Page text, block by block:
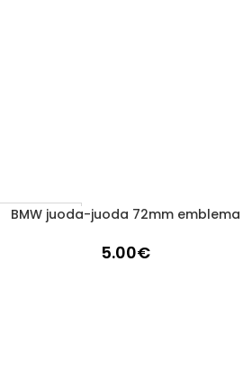
1–3 D. D.
Į KREPŠELĮ
BMW juoda-juoda 72mm emblema
5.00€